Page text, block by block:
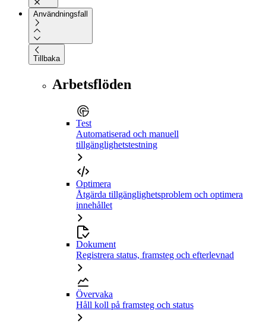
Användningsfall
Tillbaka
Arbetsflöden
Test
Automatiserad och manuell
tillgänglighetstestning
Optimera
Åtgärda tillgänglighetsproblem och optimera
innehållet
Dokument
Registrera status, framsteg och efterlevnad
Övervaka
Håll koll på framsteg och status